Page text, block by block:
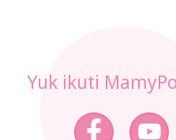
Yuk ikuti